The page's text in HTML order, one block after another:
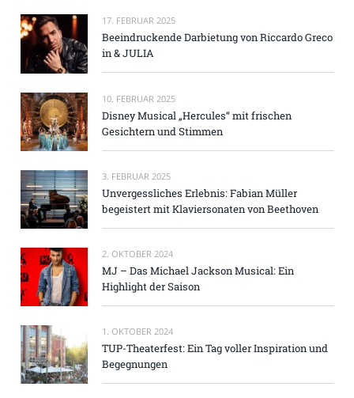
17. FEBRUAR 2025
Beeindruckende Darbietung von Riccardo Greco
in & JULIA
10. FEBRUAR 2025
Disney Musical „Hercules“ mit frischen
Gesichtern und Stimmen
3. FEBRUAR 2025
Unvergessliches Erlebnis: Fabian Müller
begeistert mit Klaviersonaten von Beethoven
2. OKTOBER 2024
MJ – Das Michael Jackson Musical: Ein
Highlight der Saison
1. OKTOBER 2024
TUP-Theaterfest: Ein Tag voller Inspiration und
Begegnungen